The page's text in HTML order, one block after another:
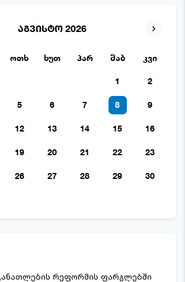
აგვისტო 2026
ოთხ ხუთ პარ შაბ კვი
1 2
5 6 7 8 9
12 13 14 15 16
19 20 21 22 23
26 27 28 29 30
რეფორმის ფარგლებში